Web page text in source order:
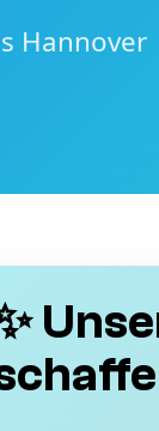
Hannover